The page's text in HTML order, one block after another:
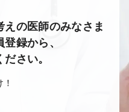
の医師のみなさま
録から、
さい。